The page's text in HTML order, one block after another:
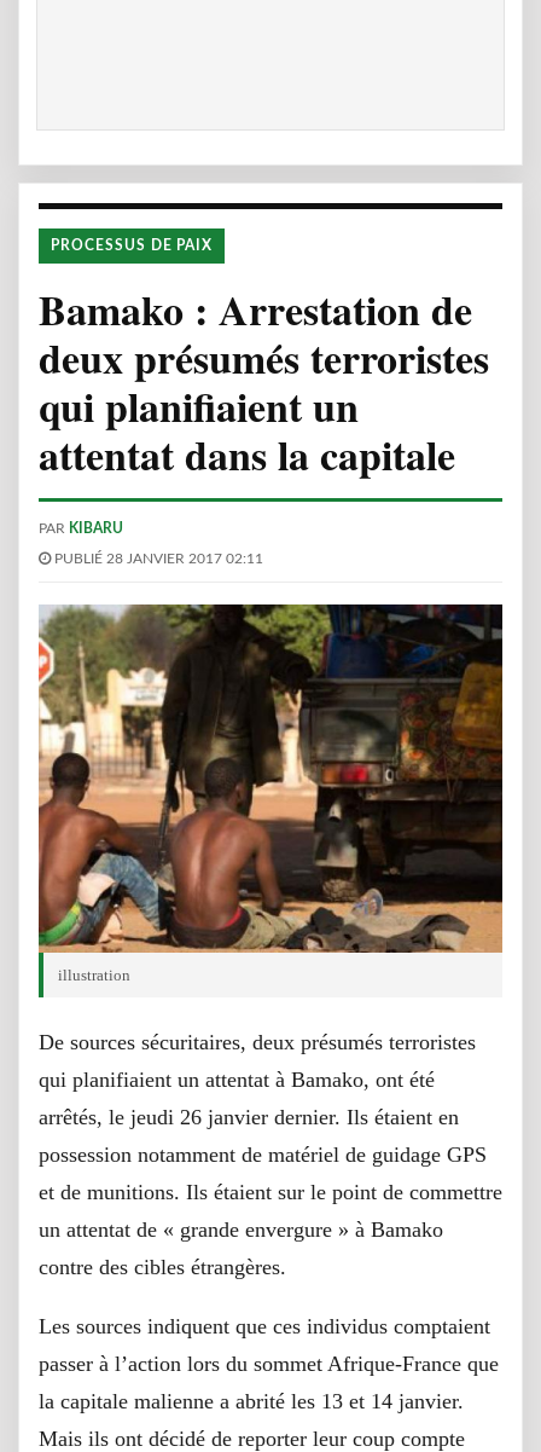
PROCESSUS DE PAIX
Bamako : Arrestation de
deux présumés terroristes
qui planifiaient un
attentat dans la capitale
PAR KIBARU
PUBLIÉ 28 JANVIER 2017 02:11
illustration
De sources sécuritaires, deux présumés terroristes
qui planifiaient un attentat à Bamako, ont été
arrêtés, le jeudi 26 janvier dernier. Ils étaient en
possession notamment de matériel de guidage GPS
et de munitions. Ils étaient sur le point de commettre
un attentat de « grande envergure » à Bamako
contre des cibles étrangères.
Les sources indiquent que ces individus comptaient
passer à l’action lors du sommet Afrique-France que
la capitale malienne a abrité les 13 et 14 janvier.
Mais ils ont décidé de reporter leur coup compte